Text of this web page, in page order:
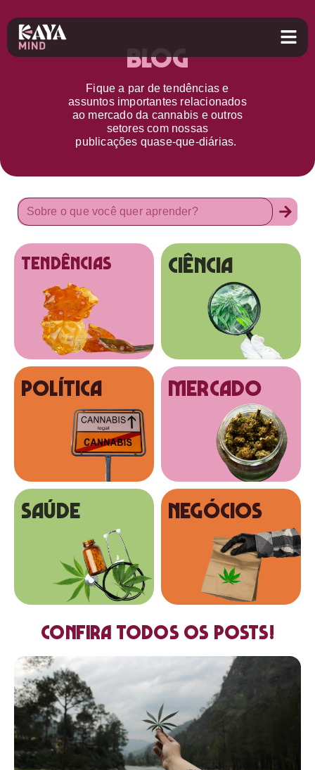
Blog
Fique a par detendências e
assuntos importantes relacionados
ao mercado da cannabis e outros
setorescom nossas
publicações quase-que-diárias.
tendências Ciência
Política MERCADO
SAÚDE NEGÓCIOS
Confira todos os posts!